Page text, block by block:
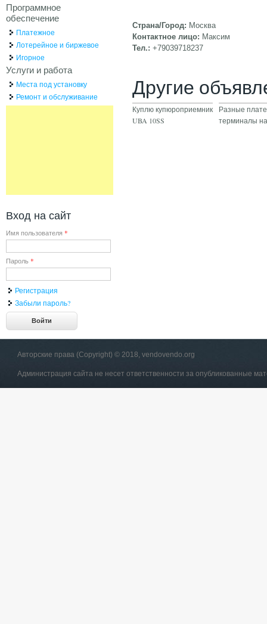
Страна/Город: Москва
Контактное лицо: Максим
Тел.: +79039718237
Другие
Куплю купюроприемник
UBA 10SS
Разные
терминалы
Программное
обеспечение
Платежное
Лотерейное и биржевое
Игорное
Услуги и работа
Места под установку
Ремонт и обслуживание
Вход на сайт
Имя пользователя *
Пароль *
Регистрация
Забыли пароль?
Авторские права (Copyright) © 2018, vendovendo.org
Администрация сайта не несет ответственности за опубликованные